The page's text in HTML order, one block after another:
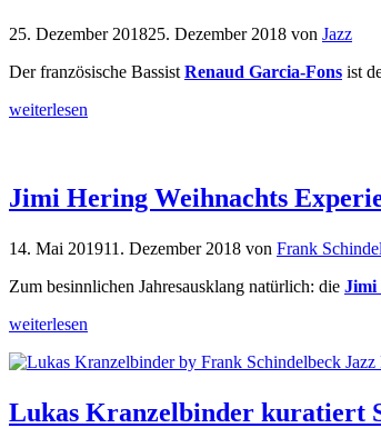
25. Dezember 201825. Dezember 2018 von Jazz
Der französische Bassist Renaud Garcia-Fons ist
weiterlesen
Jimi Hering Weihnachts
14. Mai 201911. Dezember 2018 von Frank
Zum besinnlichen Jahresausklang natürlich: die Jimi
weiterlesen
Lukas Kranzelbinder kuratiert